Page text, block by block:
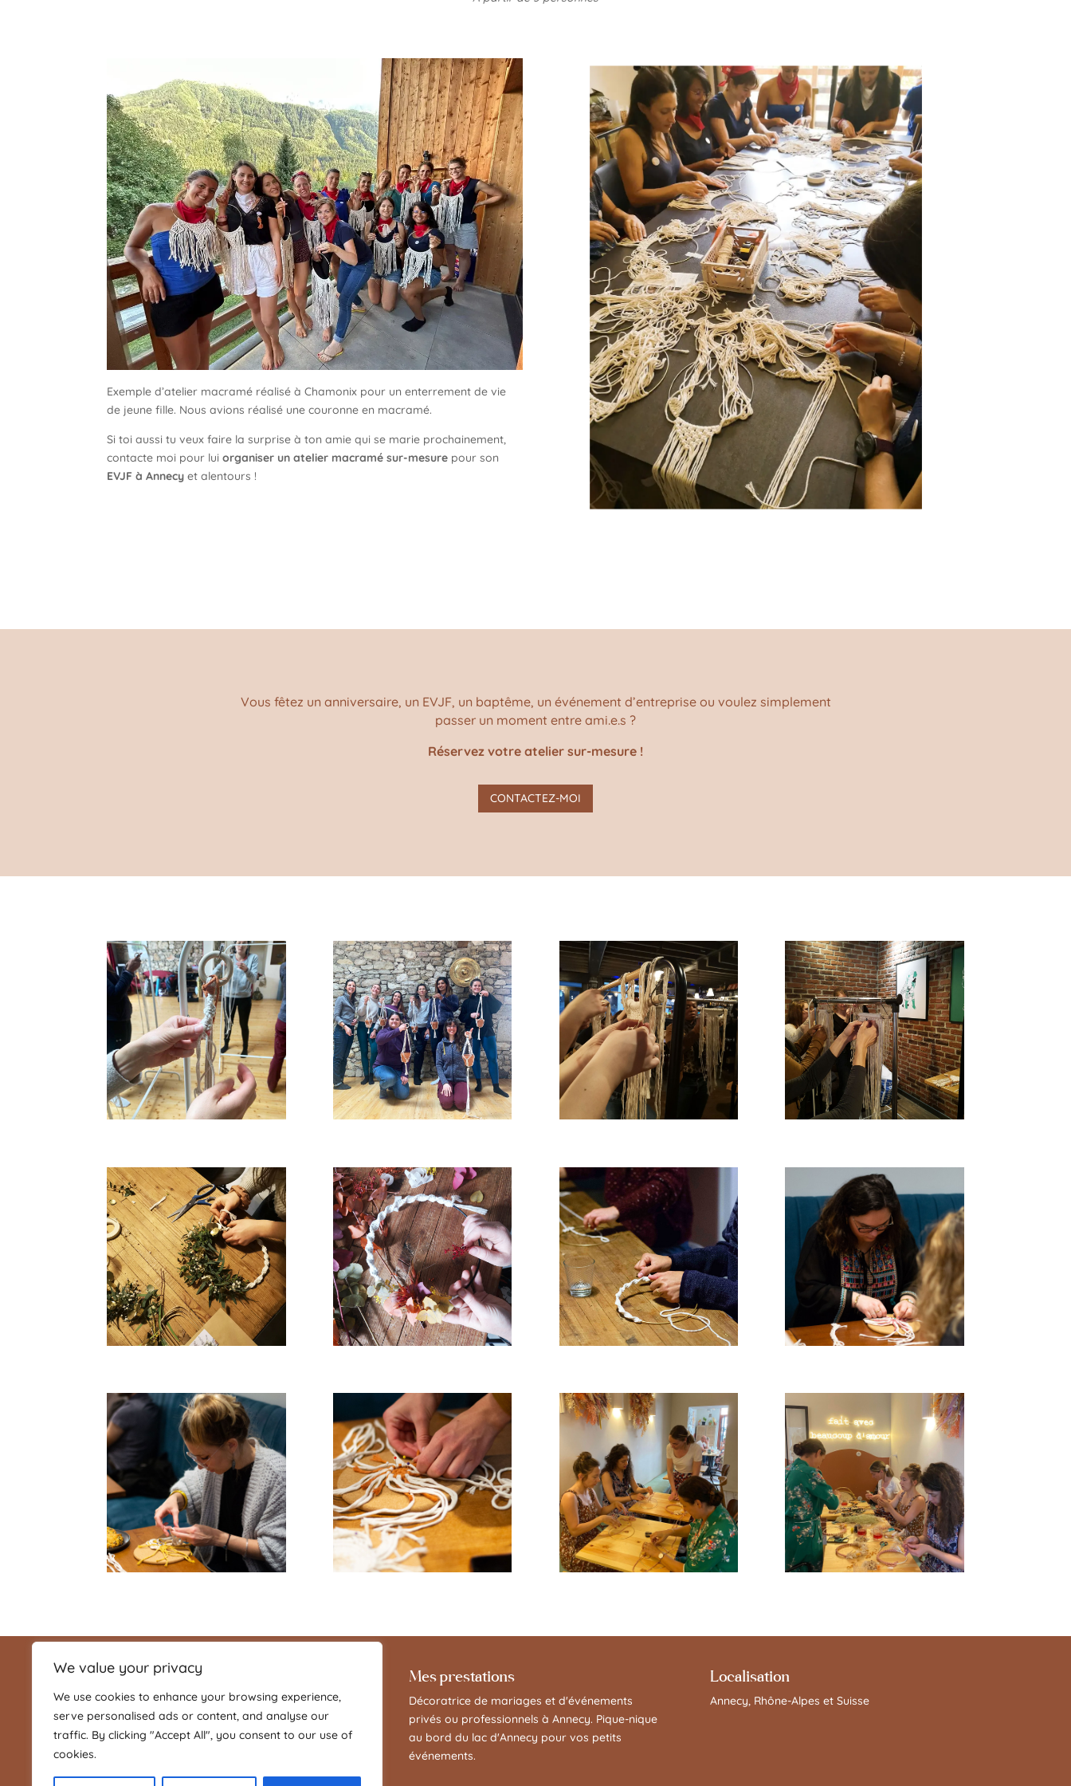
We value your privacy
We use cookies to enhance your browsing experience,
serve personalised ads or content, and analyse our
traffic. By clicking "Accept All", you consent to our use of
cookies.
Exemple d’atelier macramé réalisé à Chamonix pour un enterrement de vie
de jeune fille. Nous avions réalisé une couronne en macramé.
Si toi aussi tu veux faire la surprise à ton amie qui se marie prochainement,
contacte moi pour luiorganiser un atelier macramé sur-mesure pour son
EVJF à Annecy et alentours !
Vous fêtez un anniversaire, un EVJF, un baptême, un événement d’entreprise ou voulez simplement
passer un moment entre ami.e.s ?
Réservez votre atelier sur-mesure !
CONTACTEZ-MOI
Moot Events
Alice Gentinetta
+33 788 37 61 96
Mes prestations
Décoratrice de mariages et d'événements
privés ou professionnels à Annecy. Pique-nique
au bord du lac d'Annecy pour vos petits
événements.
Localisation
Annecy, Rhône-Alpes et Suisse